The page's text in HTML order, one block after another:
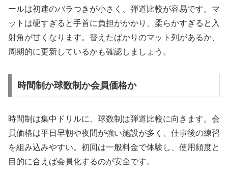
ールは初速のバラつきが小さく、弾道比較が容易です。マ
ットは硬すぎると手首に負担がかかり、柔らかすぎると入
射角が甘くなります。替えたばかりのマット列があるか、
周期的に更新しているかも確認しましょう。
時間制か球数制か会員価格か
時間制は集中ドリルに、球数制は弾道比較に向きます。会
員価格は平日早朝や夜間が強い施設が多く、仕事後の練習
を組み込みやすい。初回は一般料金で体験し、使用頻度と
目的に合えば会員化するのが安全です。